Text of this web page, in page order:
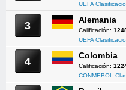
UEFA
3 Alemania
Calificación:
UEFA
4 Colombia
Calificación:
CONMEBOL